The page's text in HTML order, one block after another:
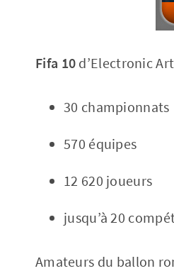
Fifa 10 d’Electronic
30 championnats
570 équipes
12 620 joueurs
jusqu’à 20
Amateurs du ballon